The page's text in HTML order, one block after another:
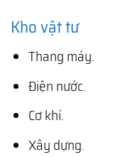
Kho vật tư
Thang máy.
Điện nước.
Cơ khí.
Xây dựng.